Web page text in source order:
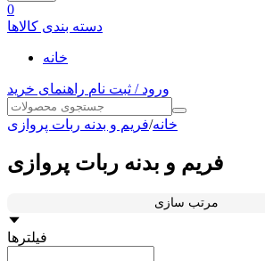
0
دسته بندی کالاها
خانه
ورود / ثبت نام راهنمای خرید
خانه/فریم و بدنه ربات پروازی
فریم و بدنه ربات پروازی
مرتب سازی
فیلترها